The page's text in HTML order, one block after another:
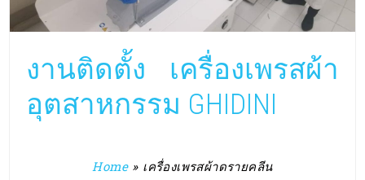
งานติดตั้ง เครื่องเพรสผ้า
อุตสาหกรรม GHIDINI
Home» เครื่องเพรสผ้าดรายคลีน